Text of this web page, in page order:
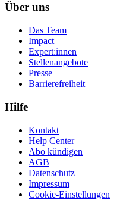
Über uns
Das Team
Impact
Expert:innen
Stellenangebote
Presse
Barrierefreiheit
Hilfe
Kontakt
Help Center
Abo kündigen
AGB
Datenschutz
Impressum
Cookie-Einstellungen